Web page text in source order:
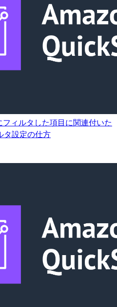
ィルタした項目に関連付いた
タ設定の仕方